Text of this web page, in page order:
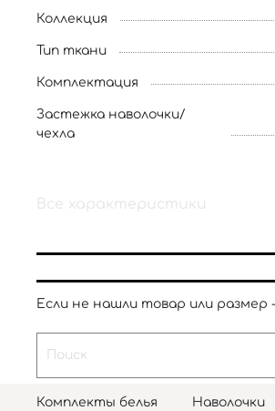
Коллекция
Тип ткани
Комплектация
Застежка наволочки/
чехла
Все характеристики
Если не нашли товар или размер
Комплекты белья Наволочки